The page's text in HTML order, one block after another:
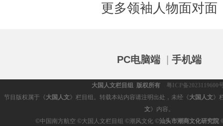
更多领袖人物面对面
PC电脑端 手机端
大国人文栏目组 版权所有
粤ICP备2023119600
节目版权属于《大国人文》栏目组。转载本站内容请注明出处，未经《大国人文》
文》内容。
©中国南方航空 ©大国人文栏目组 ©潮风文化 ©汕头市潮商文化研究院